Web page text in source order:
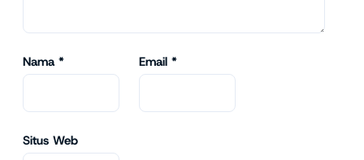
Nama * Email *
Situs Web